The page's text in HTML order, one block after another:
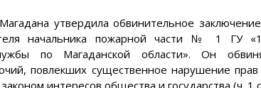
утвердила обвинительное
начальника пожарной части № 1 ГУ
по Магаданской области». Он
повлекших существенное нарушение